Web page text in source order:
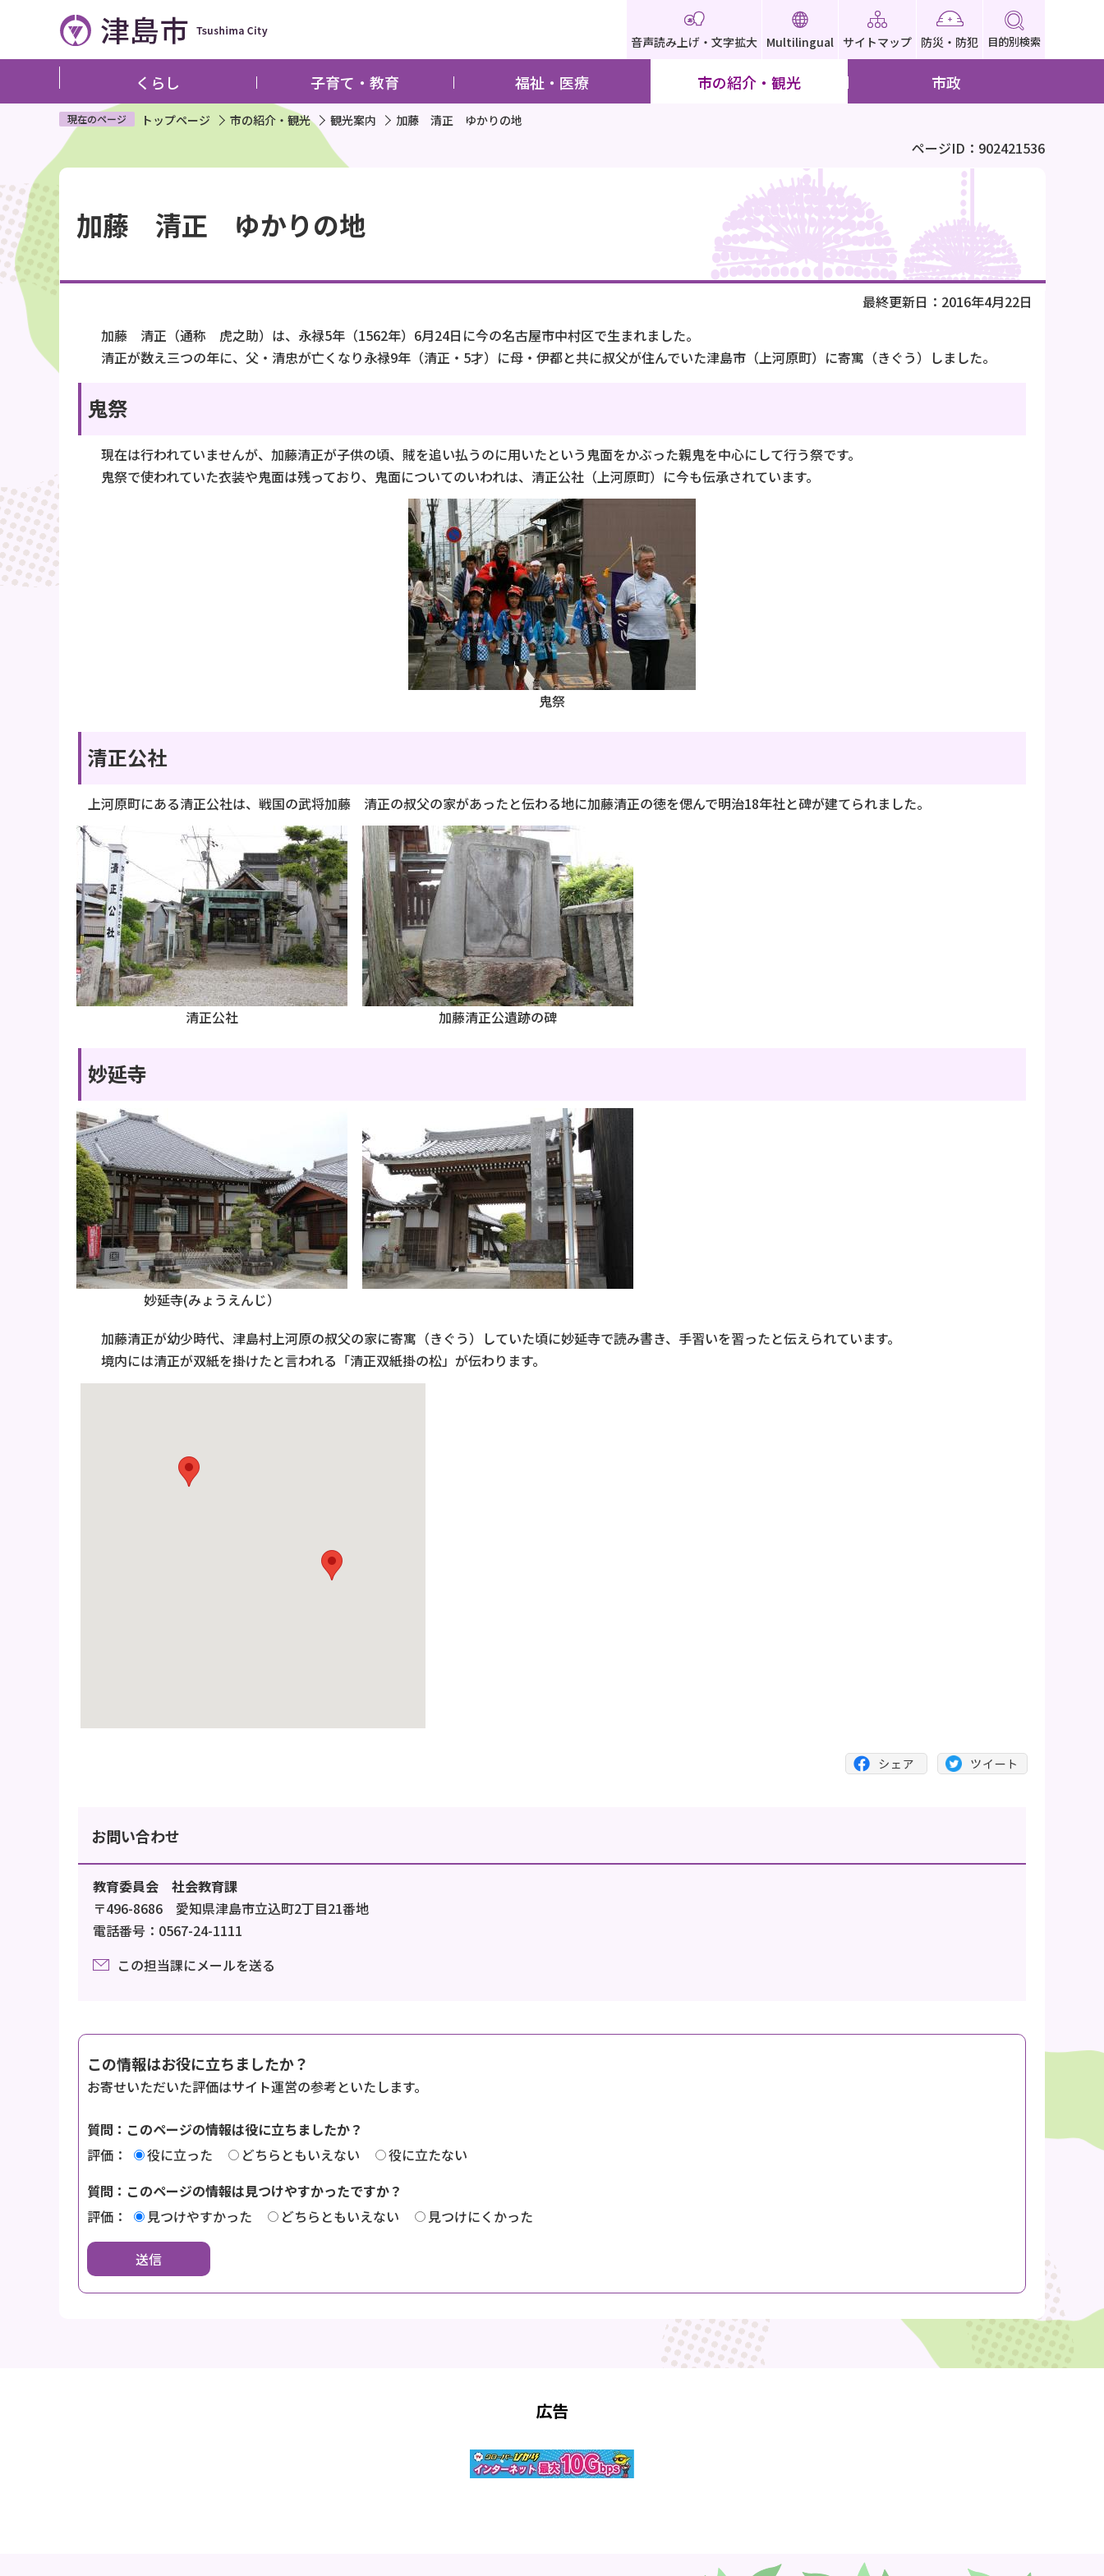
ペ
ジ
で
す
音声読み上げ・文字拡大 Multilingual サイトマップ 防災・防犯 目的別検索
くらし 子育て・教育 福祉・医療 市の紹介・観光 市政
現在のページ トップページ 市の紹介・観光 観光案内 加藤 清正 ゆかりの地
ページID：902421536
文
こ
こ
か
加藤 清正 ゆかりの地
最終更新日：2016年4月22日
加藤 清正（通称 虎之助）は、永禄5年（1562年）6月24日に今の名古屋市中村区で生まれました。
清正が数え三つの年に、父・清忠が亡くなり永禄9年（清正・5才）に母・伊都と共に叔父が住んでいた津島市（上河原町）に寄寓（きぐう）しました。
鬼祭
現在は行われていませんが、加藤清正が子供の頃、賊を追い払うのに用いたという鬼面をかぶった親鬼を中心にして行う祭です。
鬼祭で使われていた衣装や鬼面は残っており、鬼面についてのいわれは、清正公社（上河原町）に今も伝承されています。
鬼祭
清正公社
上河原町にある清正公社は、戦国の武将加藤 清正の叔父の家があったと伝わる地に加藤清正の徳を偲んで明治18年社と碑が建てられました。
清正公社 加藤清正公遺跡の碑
妙延寺
妙延寺(みょうえんじ）
加藤清正が幼少時代、津島村上河原の叔父の家に寄寓（きぐう）していた頃に妙延寺で読み書き、手習いを習ったと伝えられています。
境内には清正が双紙を掛けたと言われる「清正双紙掛の松」が伝わります。
お問い合わせ
教育委員会 社会教育課
〒496-8686 愛知県津島市立込町2丁目21番地
電話番号：0567-24-1111
この担当課にメールを送る
この情報はお役に立ちましたか？
お寄せいただいた評価はサイト運営の参考といたします。
質問：このページの情報は役に立ちましたか？
評価：
役に立った どちらともいえない
役に立たない
質問：このページの情報は見つけやすかったですか？
評価：
見つけやすかった どちらともいえない 見つけにくかった
広告